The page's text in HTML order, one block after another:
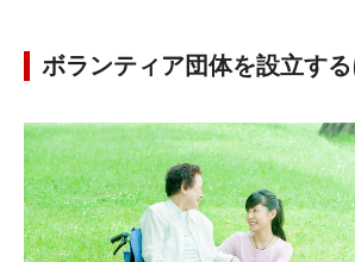
ボランティア団体を設立す